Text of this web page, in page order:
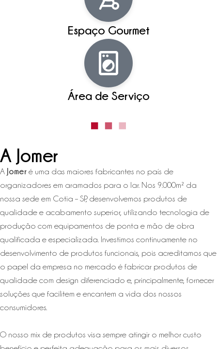
Espaço Gourmet
Área de Serviço
A Jomer
A Jomer é uma das maiores fabricantes no país de
organizadores em aramados para o lar. Nos 9.000m² da
nossa sede em Cotia – SP, desenvolvemos produtos de
qualidade e acabamento superior, utilizando tecnologia de
produção com equipamentos de ponta e mão de obra
qualificada e especializada. Investimos continuamente no
desenvolvimento de produtos funcionais, pois acreditamos que
o papel da empresa no mercado é fabricar produtos de
qualidade com design diferenciado e, principalmente, fornecer
soluções que facilitem e encantem a vida dos nossos
consumidores.
O nosso mix de produtos visa sempre atingir o melhor custo